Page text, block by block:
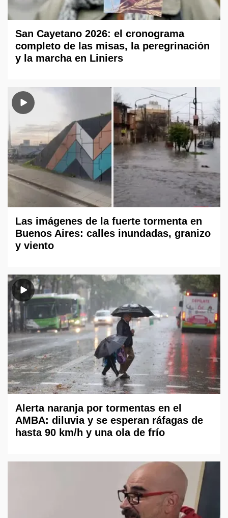
San Cayetano 2026: el cronograma
completo de las misas, la peregrinación
y la marcha en Liniers
Las imágenes de la fuerte tormenta en
Buenos Aires: calles inundadas, granizo
y viento
Alerta naranja por tormentas en el
AMBA: diluvia y se esperan ráfagas de
hasta 90 km/h y una ola de frío